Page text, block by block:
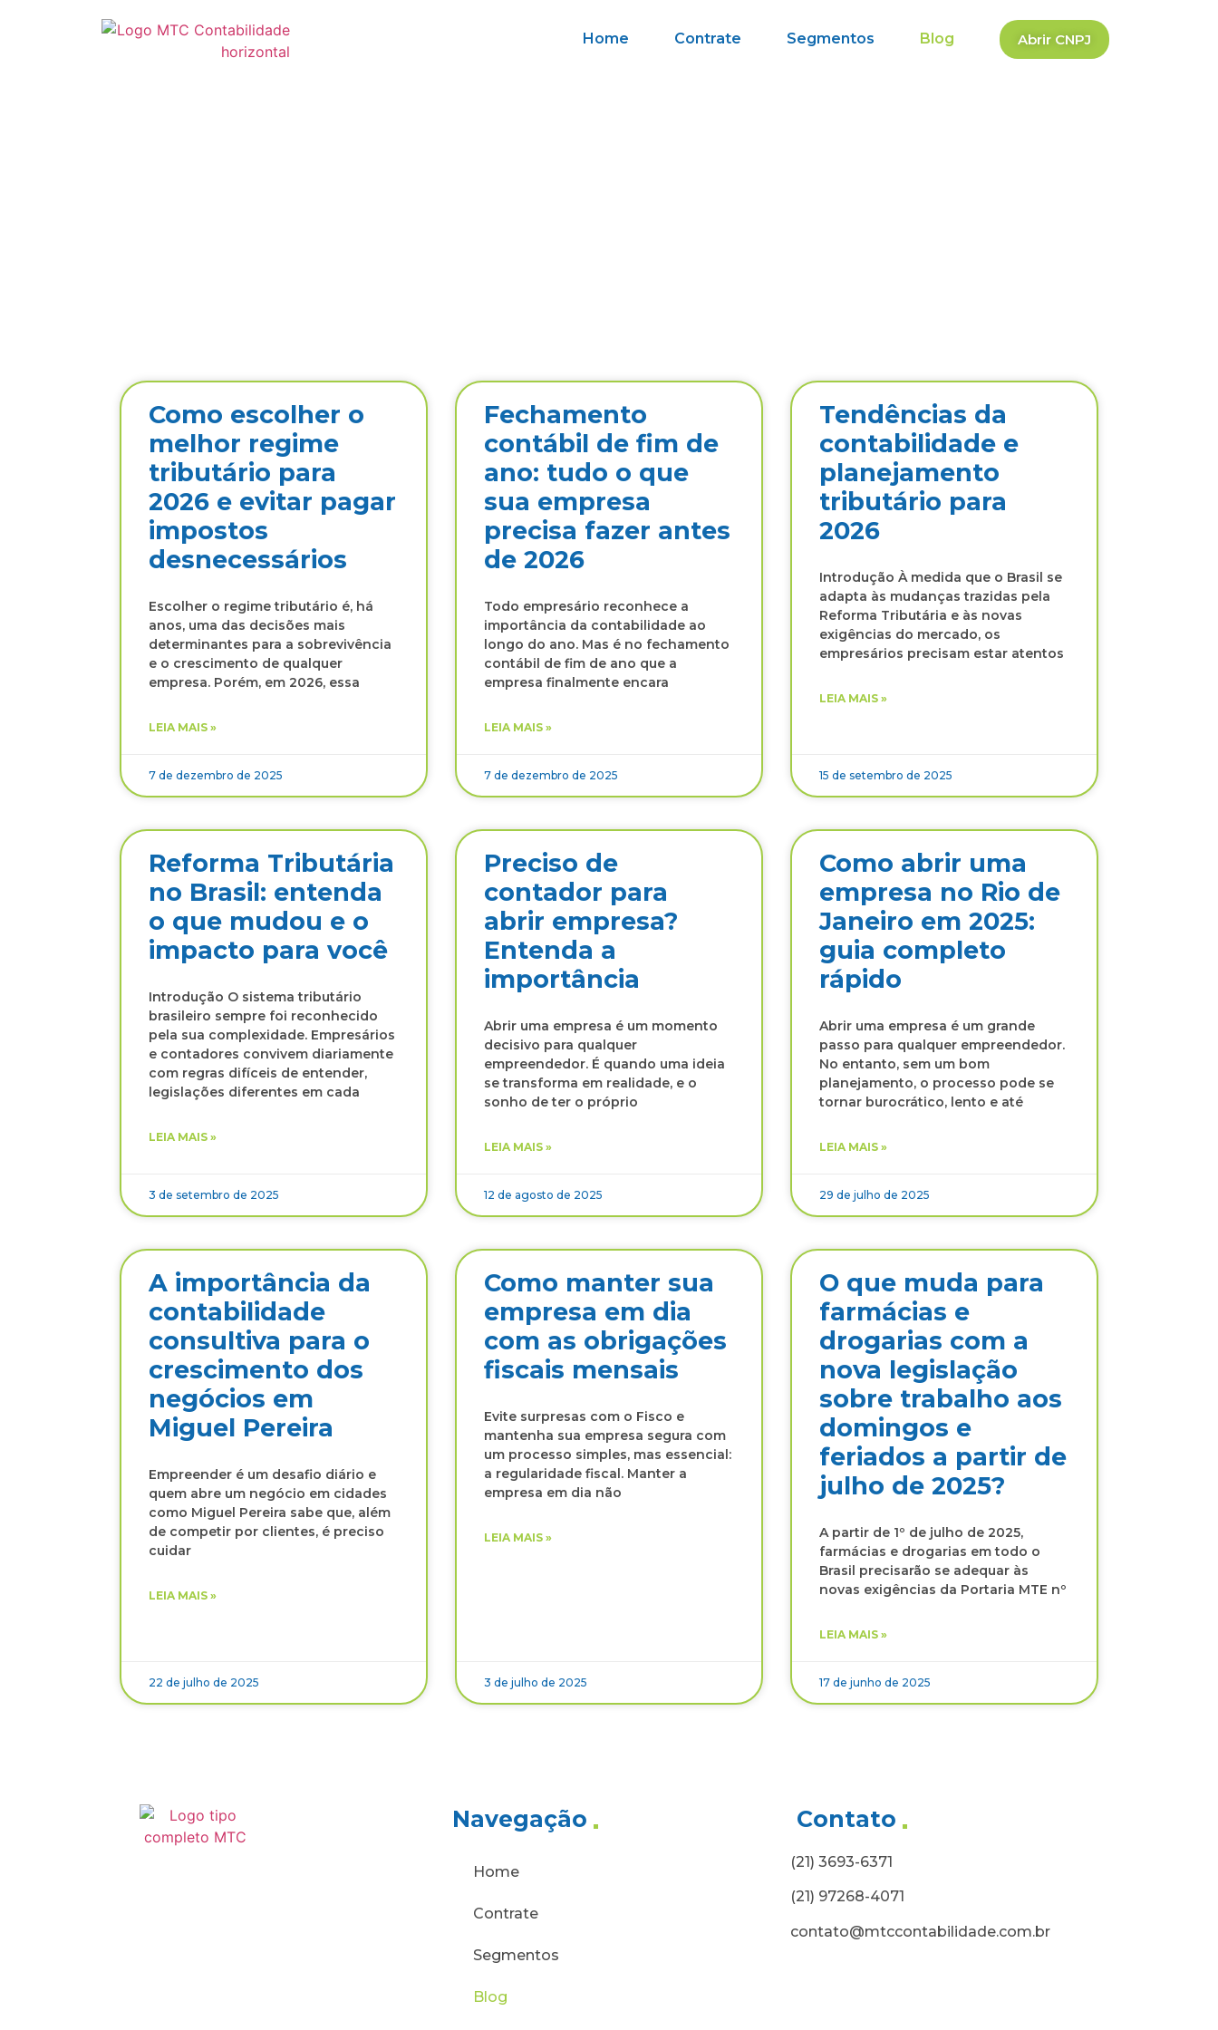
Home Contrate Segmentos Blog Abrir CNPJ
Como escolher o
melhor regime
tributário para
2026 e evitar pagar
impostos
desnecessários
Escolher o regime tributário é, há
anos, uma das decisões mais
determinantes para a sobrevivência
e o crescimento de qualquer
empresa. Porém, em 2026, essa
LEIA MAIS »
7 de dezembro de 2025
Fechamento
contábil de fim de
ano: tudo o que
sua empresa
precisa fazer antes
de 2026
Todo empresário reconhece a
importância da contabilidade ao
longo do ano. Mas é no fechamento
contábil de fim de ano que a
empresa finalmente encara
LEIA MAIS »
7 de dezembro de 2025
Tendências da
contabilidade e
planejamento
tributário para
2026
Introdução À medida que o Brasil se
adapta às mudanças trazidas pela
Reforma Tributária e às novas
exigências do mercado, os
empresários precisam estar atentos
LEIA MAIS »
15 de setembro de 2025
Reforma Tributária
no Brasil: entenda
o que mudou e o
impacto para você
Introdução O sistema tributário
brasileiro sempre foi reconhecido
pela sua complexidade. Empresários
e contadores convivem diariamente
com regras difíceis de entender,
legislações diferentes em cada
LEIA MAIS »
3 de setembro de 2025
Preciso de
contador para
abrir empresa?
Entenda a
importância
Abrir uma empresa é um momento
decisivo para qualquer
empreendedor. É quando uma ideia
se transforma em realidade, e o
sonho de ter o próprio
LEIA MAIS »
12 de agosto de 2025
Como abrir uma
empresa no Rio de
Janeiro em 2025:
guia completo
rápido
Abrir uma empresa é um grande
passo para qualquer empreendedor.
No entanto, sem um bom
planejamento, o processo pode se
tornar burocrático, lento e até
LEIA MAIS »
29 de julho de 2025
A importância da
contabilidade
consultiva para o
crescimento dos
negócios em
Miguel Pereira
Empreender é um desafio diário e
quem abre um negócio em cidades
como Miguel Pereira sabe que, além
de competir por clientes, é preciso
cuidar
LEIA MAIS »
22 de julho de 2025
Como manter sua
empresa em dia
com as obrigações
fiscais mensais
Evite surpresas com o Fisco e
mantenha sua empresa segura com
um processo simples, mas essencial:
a regularidade fiscal. Manter a
empresa em dia não
LEIA MAIS »
3 de julho de 2025
O que muda para
farmácias e
drogarias com a
nova legislação
sobre trabalho aos
domingos e
feriados a partir de
julho de 2025?
A partir de 1º de julho de 2025,
farmácias e drogarias em todo o
Brasil precisarão se adequar às
novas exigências da Portaria MTE nº
LEIA MAIS »
17 de junho de 2025
Navegação
Home
Contrate
Segmentos
Blog
Contato
(21) 3693-6371
(21) 97268-4071
contato@mtccontabilidade.com.br